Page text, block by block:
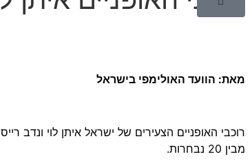
מאת: הוועד האולימפי בישראל
מבין 20 נבחרות.